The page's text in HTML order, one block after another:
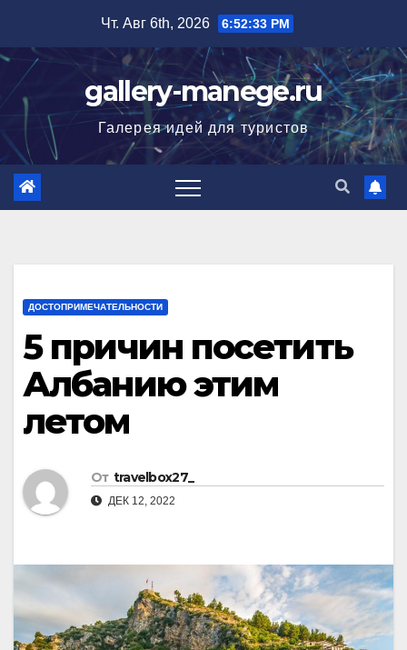
содержимому
Чт. Авг 6th, 2026 6:52:34 PM
gallery-manege.ru
Галерея идей для туристов
ДОСТОПРИМЕЧАТЕЛЬНОСТИ
5 причин посетить
Албанию этим
летом
От travelbox27_
ДЕК 12, 2022